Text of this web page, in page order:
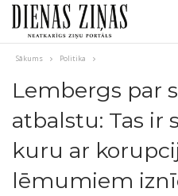
Sākums Politika
Lembergs par
atbalstu: Tas ir
kuru ar
lēmumiem